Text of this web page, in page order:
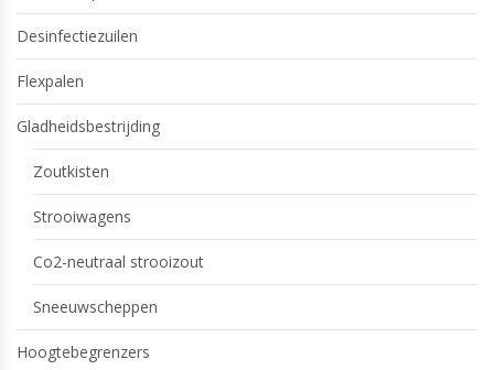
Desinfectiezuilen
Flexpalen
Gladheidsbestrijding
Zoutkisten
Strooiwagens
Co2-neutraal strooizout
Sneeuwscheppen
Hoogtebegrenzers